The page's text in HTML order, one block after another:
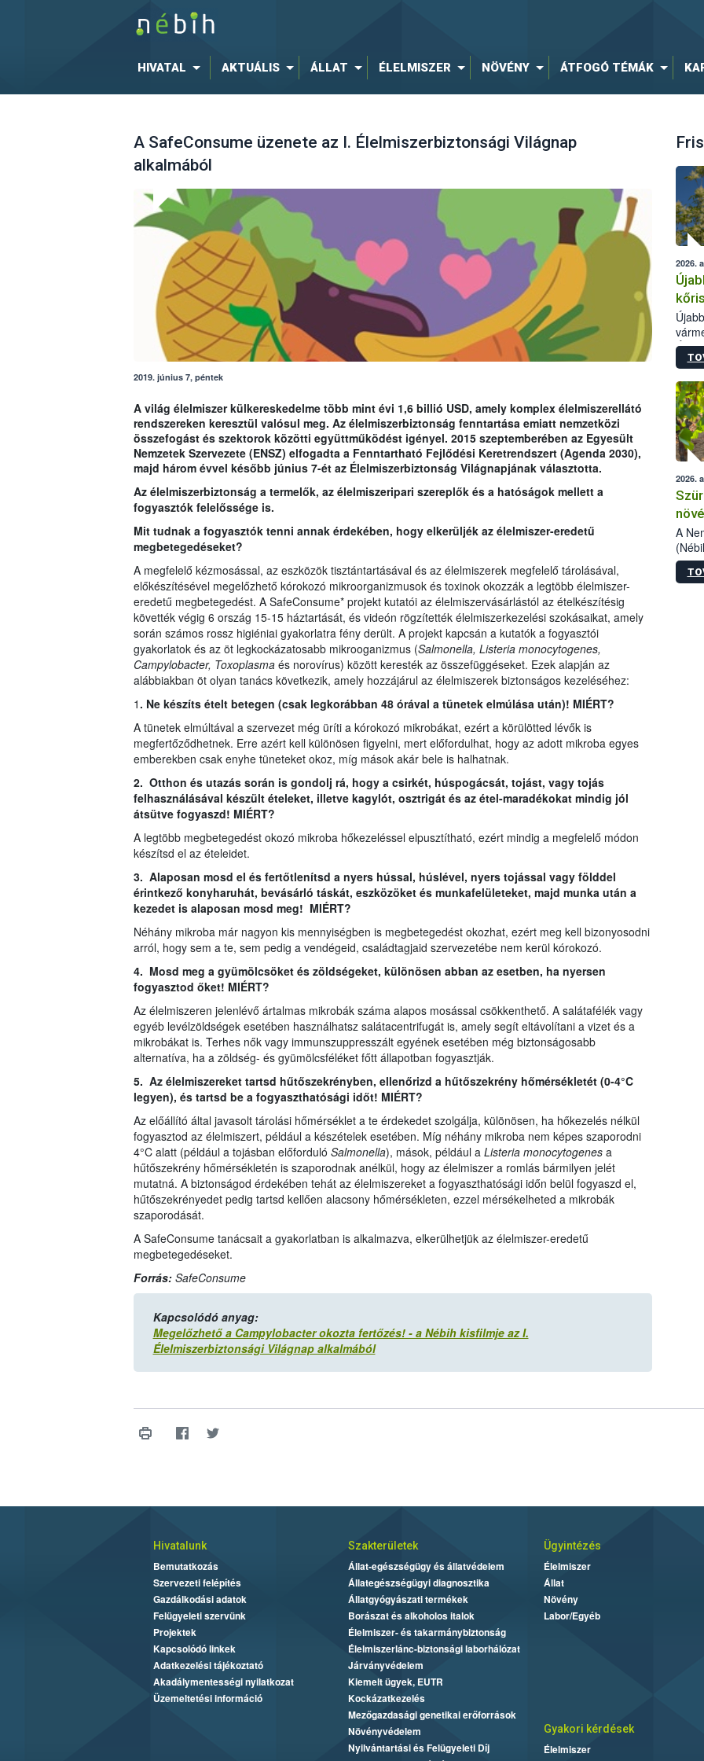
HIVATAL AKTUÁLIS ÁLLAT ÉLELMISZER NÖVÉNY ÁTFOGÓ TÉMÁK
A SafeConsume üzenete az I. Élelmiszerbiztonsági Világnap
alkalmából
2019. június 7, péntek
A világ élelmiszer külkereskedelme több mint évi 1,6 billió USD, amely komplex élelmiszerellátó
rendszereken keresztül valósul meg. Az élelmiszerbiztonság fenntartása emiatt nemzetközi
összefogást és szektorok közötti együttműködést igényel. 2015 szeptemberében az Egyesült
Nemzetek Szervezete (ENSZ) elfogadta a Fenntartható Fejlődési Keretrendszert (Agenda 2030),
majd három évvel később június 7-ét az Élelmiszerbiztonság Világnapjának választotta.
Az élelmiszerbiztonság a termelők, az élelmiszeripari szereplők és a hatóságok mellett a
fogyasztók felelőssége is.
Mit tudnak a fogyasztók tenni annak érdekében, hogy elkerüljék az élelmiszer-eredetű
megbetegedéseket?
A megfelelő kézmosással, az eszközök tisztántartásával és az élelmiszerek megfelelő tárolásával,
előkészítésével megelőzhető kórokozó mikroorganizmusok és toxinok okozzák a legtöbb élelmiszer-
eredetű megbetegedést. A SafeConsume* projekt kutatói az élelmiszervásárlástól az ételkészítésig
követték végig 6 ország 15-15 háztartását, és videón rögzítették élelmiszerkezelési szokásaikat, amely
során számos rossz higiéniai gyakorlatra fény derült. A projekt kapcsán a kutatók a fogyasztói
gyakorlatok és az öt legkockázatosabb mikrooganizmus (Salmonella, Listeria monocytogenes,
Campylobacter, Toxoplasmaés norovírus) között keresték az összefüggéseket. Ezek alapján az
alábbiakban öt olyan tanács következik, amely hozzájárul az élelmiszerek biztonságos kezeléséhez:
1. Ne készíts ételt betegen (csak legkorábban 48 órával a tünetek elmúlása után)! MIÉRT?
A tünetek elmúltával a szervezet még üríti a kórokozó mikrobákat, ezért a körülötted lévők is
megfertőződhetnek. Erre azért kell különösen figyelni, mert előfordulhat, hogy az adott mikroba egyes
emberekben csak enyhe tüneteket okoz, míg mások akár bele is halhatnak.
2. Otthon és utazás során is gondolj rá, hogy a csirkét, húspogácsát, tojást, vagy tojás
felhasználásával készült ételeket, illetve kagylót, osztrigát és az étel-maradékokat mindig jól
átsütve fogyaszd! MIÉRT?
A legtöbb megbetegedést okozó mikroba hőkezeléssel elpusztítható, ezért mindig a megfelelő módon
készítsd el az ételeidet.
3. Alaposan mosd el és fertőtlenítsd a nyers hússal, húslével, nyers tojással vagy földdel
érintkező konyharuhát, bevásárló táskát, eszközöket és munkafelületeket, majd munka után a
kezedet is alaposan mosd meg! MIÉRT?
Néhány mikroba már nagyon kis mennyiségben is megbetegedést okozhat, ezért meg kell bizonyosodni
arról, hogy sem a te, sem pedig a vendégeid, családtagjaid szervezetébe nem kerül kórokozó.
4. Mosd meg a gyümölcsöket és zöldségeket, különösen abban az esetben, ha nyersen
fogyasztod őket! MIÉRT?
Az élelmiszeren jelenlévő ártalmas mikrobák száma alapos mosással csökkenthető. A salátafélék vagy
egyéb levélzöldségek esetében használhatsz salátacentrifugát is, amely segít eltávolítani a vizet és a
mikrobákat is. Terhes nők vagy immunszuppresszált egyének esetében még biztonságosabb
alternatíva, ha a zöldség- és gyümölcsféléket főtt állapotban fogyasztják.
5. Az élelmiszereket tartsd hűtőszekrényben, ellenőrizd a hűtőszekrény hőmérsékletét (0-4°C
legyen), és tartsd be a fogyaszthatósági időt! MIÉRT?
Az előállító által javasolt tárolási hőmérséklet a te érdekedet szolgálja, különösen, ha hőkezelés nélkül
fogyasztod az élelmiszert, például a készételek esetében. Míg néhány mikroba nem képes szaporodni
4°C alatt (például a tojásban előforduló Salmonella), mások, például a Listeria monocytogenesa
hűtőszekrény hőmérsékletén is szaporodnak anélkül, hogy az élelmiszer a romlás bármilyen jelét
mutatná. A biztonságod érdekében tehát az élelmiszereket a fogyaszthatósági időn belül fogyaszd el,
hűtőszekrényedet pedig tartsd kellően alacsony hőmérsékleten, ezzel mérsékelheted a mikrobák
szaporodását.
A SafeConsume tanácsait a gyakorlatban is alkalmazva, elkerülhetjük az élelmiszer-eredetű
megbetegedéseket.
Forrás: SafeConsume
Kapcsolódó anyag:
Megelőzhető a Campylobacter okozta fertőzés! - a Nébih kisfilmje az I.
Élelmiszerbiztonsági Világnap alkalmából
2026.
2026.
A
Hivatalunk
Bemutatkozás
Szervezeti felépítés
Gazdálkodási adatok
Felügyeleti szervünk
Projektek
Kapcsolódó linkek
Adatkezelési tájékoztató
Akadálymentességi nyilatkozat
Üzemeltetési információ
Szakterületek
Állat-egészségügy és állatvédelem
Állategészségügyi diagnosztika
Állatgyógyászati termékek
Borászat és alkoholos italok
Élelmiszer- és takarmánybiztonság
Élelmiszerlánc-biztonsági laborhálózat
Járványvédelem
Kiemelt ügyek, EUTR
Kockázatkezelés
Mezőgazdasági genetikai erőforrások
Növényvédelem
Nyilvántartási és Felügyeleti Díj
Ügyintézés
Élelmiszer
Állat
Növény
Labor/Egyéb
Gyakori kérdések
Élelmiszer